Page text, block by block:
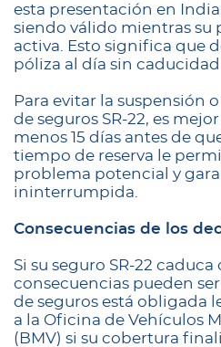
esta presentación en
siendo válido mientras su
activa. Esto significa que
póliza al día sin
Para evitar la suspensión
de seguros SR-22, es
menos 15 días antes de
tiempo de reserva le
problema potencial y
ininterrumpida.
Consecuencias de los
Si su seguro SR-22 caduca
consecuencias pueden
de seguros está obligada
a la Oficina de Vehículos
(BMV) si su cobertura